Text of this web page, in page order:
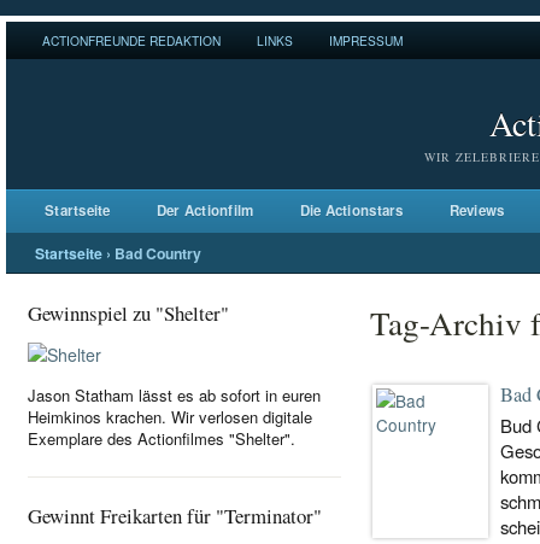
ACTIONFREUNDE REDAKTION LINKS IMPRESSUM
WIR
Startseite Der Actionfilm Die Actionstars Reviews
Startseite › Bad Country
Gewinnspiel zu "Shelter"
Jason Statham lässt es ab sofort in euren
Heimkinos krachen. Wir verlosen digitale
Exemplare des Actionfilmes "Shelter".
Gewinnt Freikarten für "Terminator"
Tag-Archiv
Bad
Bud